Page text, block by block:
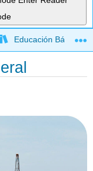
global
Educación Básica